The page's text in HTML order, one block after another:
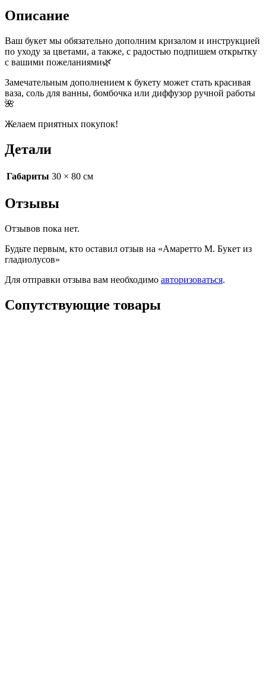
Описание
Ваш букет мы обязательно дополним кризалом и инструкцией
по уходу за цветами, а также, с радостью подпишем открытку
с вашими пожеланиями🌿
Замечательным дополнением к букету может стать красивая
ваза, соль для ванны, бомбочка или диффузор ручной работы
🌺
Желаем приятных покупок!
Детали
Габариты 30 × 80 см
Отзывы
Отзывов пока нет.
Будьте первым, кто оставил отзыв на «Амаретто М. Букет из
гладиолусов»
Для отправки отзыва вам необходимо авторизоваться.
Сопутствующие товары